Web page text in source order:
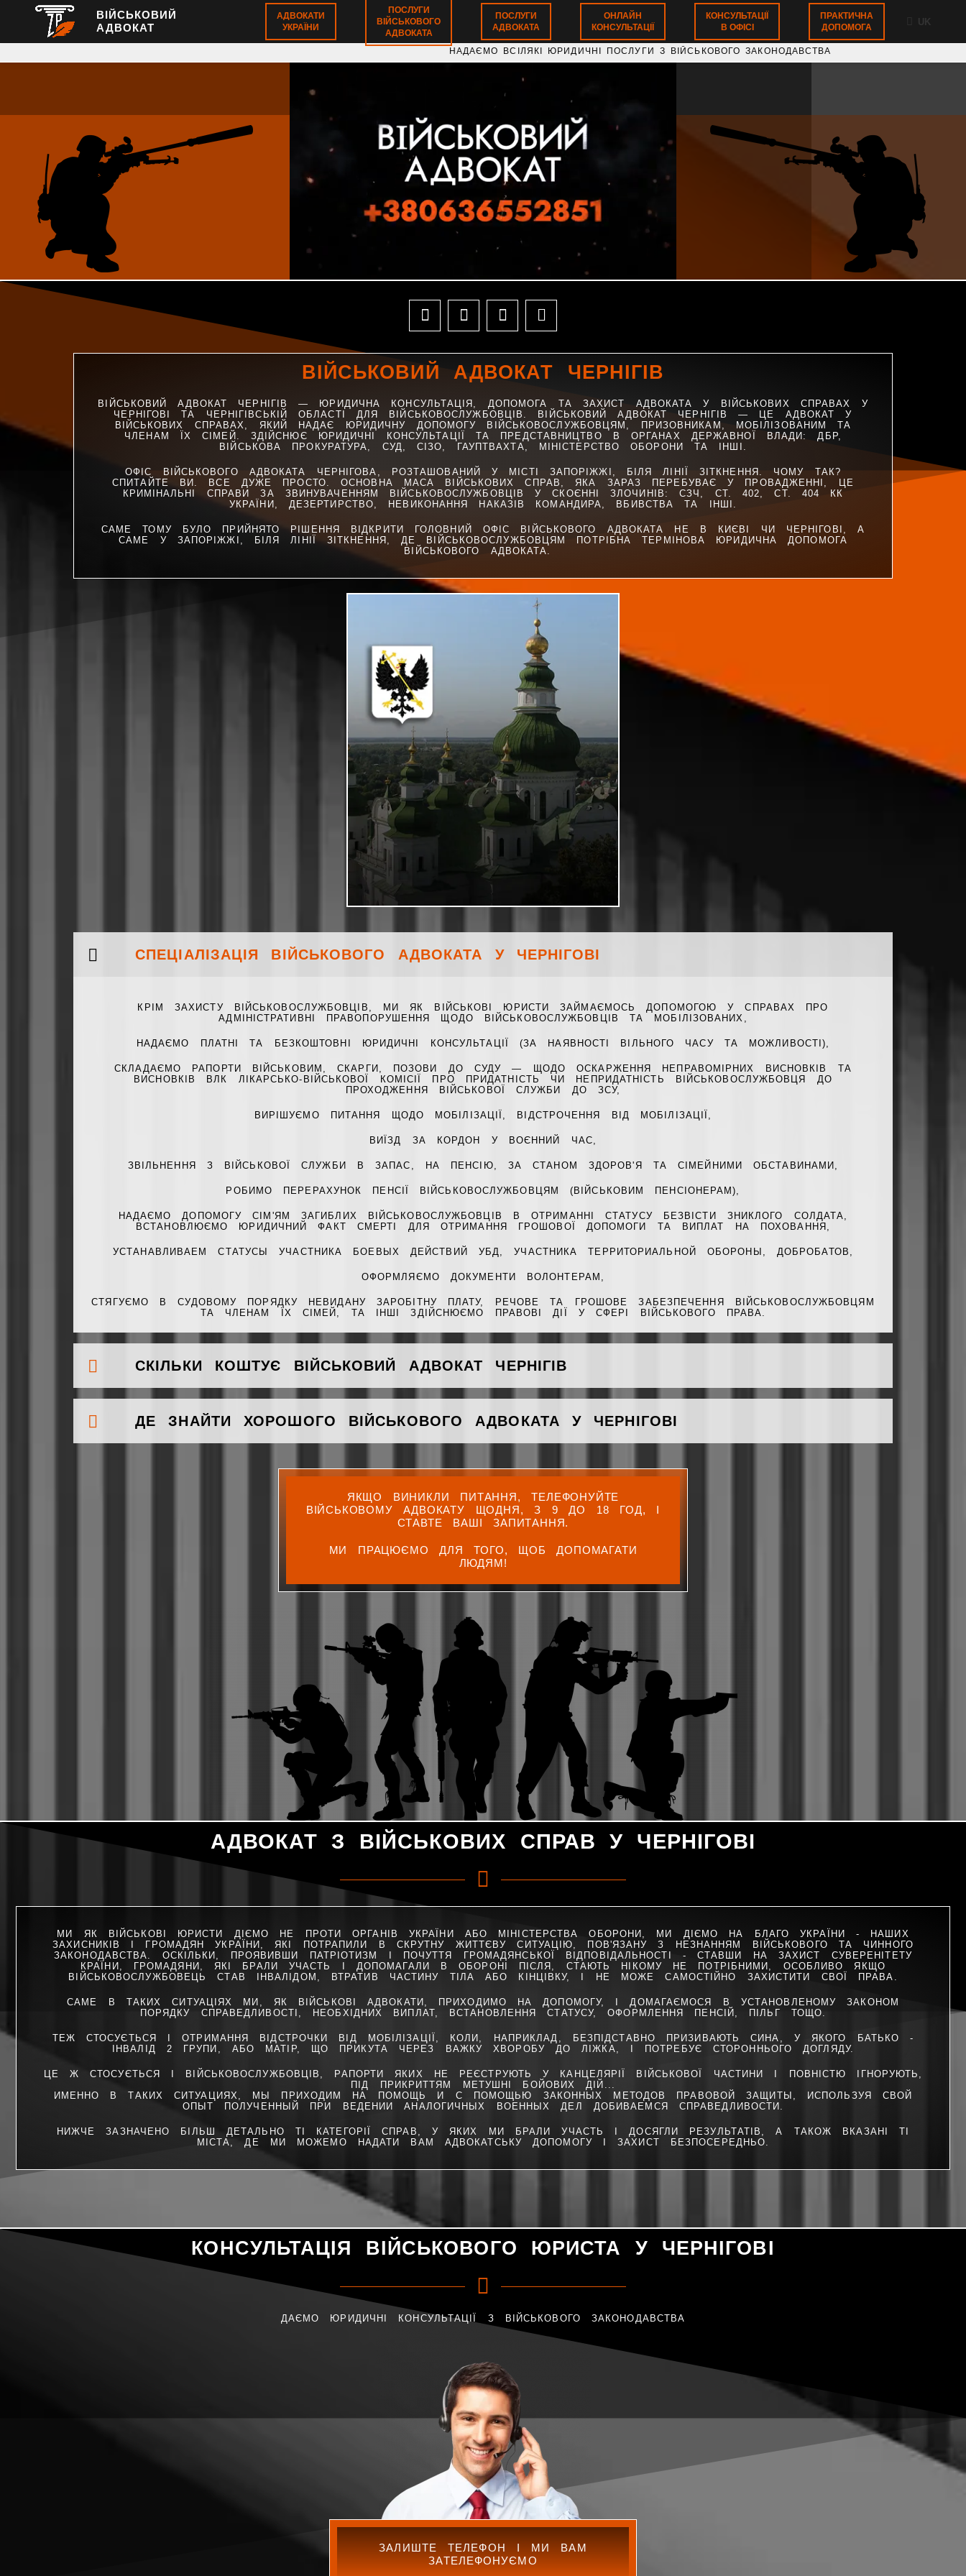
ВІЙСЬКОВИЙ
АДВОКАТ
АДВОКАТИ
УКРАЇНИ
ПОСЛУГИ
ВІЙСЬКОВОГО
АДВОКАТА
ПОСЛУГИ
АДВОКАТА
ОНЛАЙН
КОНСУЛЬТАЦІЇ
КОНСУЛЬТАЦІЇ
В ОФІСІ
ПРАКТИЧНА
ДОПОМОГА
UK
НАДАЄМО ВСІЛЯКІ ЮРИДИЧНІ ПОСЛУГИ З ВІЙСЬКОВОГО ЗАКОНОДАВСТВА НАДАЄМО ЮРИДИЧНІ
ВІЙСЬКОВИЙ АДВОКАТ ЧЕРНІГІВ
ВІЙСЬКОВИЙ АДВОКАТ ЧЕРНІГІВ — ЮРИДИЧНА КОНСУЛЬТАЦІЯ, ДОПОМОГА ТА ЗАХИСТ АДВОКАТА У ВІЙСЬКОВИХ СПРАВАХ У
ЧЕРНІГОВІ ТА ЧЕРНІГІВСЬКІЙ ОБЛАСТІ ДЛЯ ВІЙСЬКОВОСЛУЖБОВЦІВ. ВІЙСЬКОВИЙ АДВОКАТ ЧЕРНІГІВ — ЦЕ АДВОКАТ У
ВІЙСЬКОВИХ СПРАВАХ, ЯКИЙ НАДАЄ ЮРИДИЧНУ ДОПОМОГУ ВІЙСЬКОВОСЛУЖБОВЦЯМ, ПРИЗОВНИКАМ, МОБІЛІЗОВАНИМ ТА
ЧЛЕНАМ ЇХ СІМЕЙ. ЗДІЙСНЮЄ ЮРИДИЧНІ КОНСУЛЬТАЦІЇ ТА ПРЕДСТАВНИЦТВО В ОРГАНАХ ДЕРЖАВНОЇ ВЛАДИ: ДБР,
ВІЙСЬКОВА ПРОКУРАТУРА, СУД, СІЗО, ГАУПТВАХТА, МІНІСТЕРСТВО ОБОРОНИ ТА ІНШІ.
ОФІС ВІЙСЬКОВОГО АДВОКАТА ЧЕРНІГОВА, РОЗТАШОВАНИЙ У МІСТІ ЗАПОРІЖЖІ, БІЛЯ ЛІНІЇ ЗІТКНЕННЯ. ЧОМУ ТАК?
СПИТАЙТЕ ВИ. ВСЕ ДУЖЕ ПРОСТО. ОСНОВНА МАСА ВІЙСЬКОВИХ СПРАВ, ЯКА ЗАРАЗ ПЕРЕБУВАЄ У ПРОВАДЖЕННІ, ЦЕ
КРИМІНАЛЬНІ СПРАВИ ЗА ЗВИНУВАЧЕННЯМ ВІЙСЬКОВОСЛУЖБОВЦІВ У СКОЄННІ ЗЛОЧИНІВ: СЗЧ, СТ. 402, СТ. 404 КК
УКРАЇНИ, ДЕЗЕРТИРСТВО, НЕВИКОНАННЯ НАКАЗІВ КОМАНДИРА, ВБИВСТВА ТА ІНШІ.
САМЕ ТОМУ БУЛО ПРИЙНЯТО РІШЕННЯ ВІДКРИТИ ГОЛОВНИЙ ОФІС ВІЙСЬКОВОГО АДВОКАТА НЕ В КИЄВІ ЧИ ЧЕРНІГОВІ, А
САМЕ У ЗАПОРІЖЖІ, БІЛЯ ЛІНІЇ ЗІТКНЕННЯ, ДЕ ВІЙСЬКОВОСЛУЖБОВЦЯМ ПОТРІБНА ТЕРМІНОВА ЮРИДИЧНА ДОПОМОГА
ВІЙСЬКОВОГО АДВОКАТА.
СПЕЦІАЛІЗАЦІЯ ВІЙСЬКОВОГО АДВОКАТА У ЧЕРНІГОВІ
КРІМ ЗАХИСТУ ВІЙСЬКОВОСЛУЖБОВЦІВ, МИ ЯК ВІЙСЬКОВІ ЮРИСТИ ЗАЙМАЄМОСЬ ДОПОМОГОЮ У СПРАВАХ ПРО
АДМІНІСТРАТИВНІ ПРАВОПОРУШЕННЯ ЩОДО ВІЙСЬКОВОСЛУЖБОВЦІВ ТА МОБІЛІЗОВАНИХ,
НАДАЄМО ПЛАТНІ ТА БЕЗКОШТОВНІ ЮРИДИЧНІ КОНСУЛЬТАЦІЇ (ЗА НАЯВНОСТІ ВІЛЬНОГО ЧАСУ ТА МОЖЛИВОСТІ),
СКЛАДАЄМО РАПОРТИ ВІЙСЬКОВИМ, СКАРГИ, ПОЗОВИ ДО СУДУ — ЩОДО ОСКАРЖЕННЯ НЕПРАВОМІРНИХ ВИСНОВКІВ ТА
ВИСНОВКІВ ВЛК ЛІКАРСЬКО-ВІЙСЬКОВОЇ КОМІСІЇ ПРО ПРИДАТНІСТЬ ЧИ НЕПРИДАТНІСТЬ ВІЙСЬКОВОСЛУЖБОВЦЯ ДО
ПРОХОДЖЕННЯ ВІЙСЬКОВОЇ СЛУЖБИ ДО ЗСУ,
ВИРІШУЄМО ПИТАННЯ ЩОДО МОБІЛІЗАЦІЇ, ВІДСТРОЧЕННЯ ВІД МОБІЛІЗАЦІЇ,
ВИЇЗД ЗА КОРДОН У ВОЄННИЙ ЧАС,
ЗВІЛЬНЕННЯ З ВІЙСЬКОВОЇ СЛУЖБИ В ЗАПАС, НА ПЕНСІЮ, ЗА СТАНОМ ЗДОРОВ'Я ТА СІМЕЙНИМИ ОБСТАВИНАМИ,
РОБИМО ПЕРЕРАХУНОК ПЕНСІЇ ВІЙСЬКОВОСЛУЖБОВЦЯМ (ВІЙСЬКОВИМ ПЕНСІОНЕРАМ),
НАДАЄМО ДОПОМОГУ СІМ'ЯМ ЗАГИБЛИХ ВІЙСЬКОВОСЛУЖБОВЦІВ В ОТРИМАННІ СТАТУСУ БЕЗВІСТИ ЗНИКЛОГО СОЛДАТА,
ВСТАНОВЛЮЄМО ЮРИДИЧНИЙ ФАКТ СМЕРТІ ДЛЯ ОТРИМАННЯ ГРОШОВОЇ ДОПОМОГИ ТА ВИПЛАТ НА ПОХОВАННЯ,
УСТАНАВЛИВАЕМ СТАТУСЫ УЧАСТНИКА БОЕВЫХ ДЕЙСТВИЙ УБД, УЧАСТНИКА ТЕРРИТОРИАЛЬНОЙ ОБОРОНЫ, ДОБРОБАТОВ,
ОФОРМЛЯЄМО ДОКУМЕНТИ ВОЛОНТЕРАМ,
СТЯГУЄМО В СУДОВОМУ ПОРЯДКУ НЕВИДАНУ ЗАРОБІТНУ ПЛАТУ, РЕЧОВЕ ТА ГРОШОВЕ ЗАБЕЗПЕЧЕННЯ ВІЙСЬКОВОСЛУЖБОВЦЯМ
ТА ЧЛЕНАМ ЇХ СІМЕЙ, ТА ІНШІ ЗДІЙСНЮЄМО ПРАВОВІ ДІЇ У СФЕРІ ВІЙСЬКОВОГО ПРАВА.
СКІЛЬКИ КОШТУЄ ВІЙСЬКОВИЙ АДВОКАТ ЧЕРНІГІВ
ДЕ ЗНАЙТИ ХОРОШОГО ВІЙСЬКОВОГО АДВОКАТА У ЧЕРНІГОВІ
ЯКЩО ВИНИКЛИ ПИТАННЯ, ТЕЛЕФОНУЙТЕ
ВІЙСЬКОВОМУ АДВОКАТУ ЩОДНЯ, З 9 ДО 18 ГОД, І
СТАВТЕ ВАШІ ЗАПИТАННЯ.
МИ ПРАЦЮЄМО ДЛЯ ТОГО, ЩОБ ДОПОМАГАТИ
ЛЮДЯМ!
АДВОКАТ З ВІЙСЬКОВИХ СПРАВ У ЧЕРНІГОВІ
МИ ЯК ВІЙСЬКОВІ ЮРИСТИ ДІЄМО НЕ ПРОТИ ОРГАНІВ УКРАЇНИ АБО МІНІСТЕРСТВА ОБОРОНИ, МИ ДІЄМО НА БЛАГО УКРАЇНИ - НАШИХ
ЗАХИСНИКІВ І ГРОМАДЯН УКРАЇНИ, ЯКІ ПОТРАПИЛИ В СКРУТНУ ЖИТТЄВУ СИТУАЦІЮ, ПОВ'ЯЗАНУ З НЕЗНАННЯМ ВІЙСЬКОВОГО ТА ЧИННОГО
ЗАКОНОДАВСТВА. ОСКІЛЬКИ, ПРОЯВИВШИ ПАТРІОТИЗМ І ПОЧУТТЯ ГРОМАДЯНСЬКОЇ ВІДПОВІДАЛЬНОСТІ - СТАВШИ НА ЗАХИСТ СУВЕРЕНІТЕТУ
КРАЇНИ, ГРОМАДЯНИ, ЯКІ БРАЛИ УЧАСТЬ І ДОПОМАГАЛИ В ОБОРОНІ ПІСЛЯ, СТАЮТЬ НІКОМУ НЕ ПОТРІБНИМИ, ОСОБЛИВО ЯКЩО
ВІЙСЬКОВОСЛУЖБОВЕЦЬ СТАВ ІНВАЛІДОМ, ВТРАТИВ ЧАСТИНУ ТІЛА АБО КІНЦІВКУ, І НЕ МОЖЕ САМОСТІЙНО ЗАХИСТИТИ СВОЇ ПРАВА.
САМЕ В ТАКИХ СИТУАЦІЯХ МИ, ЯК ВІЙСЬКОВІ АДВОКАТИ, ПРИХОДИМО НА ДОПОМОГУ, І ДОМАГАЄМОСЯ В УСТАНОВЛЕНОМУ ЗАКОНОМ
ПОРЯДКУ СПРАВЕДЛИВОСТІ, НЕОБХІДНИХ ВИПЛАТ, ВСТАНОВЛЕННЯ СТАТУСУ, ОФОРМЛЕННЯ ПЕНСІЙ, ПІЛЬГ ТОЩО.
ТЕЖ СТОСУЄТЬСЯ І ОТРИМАННЯ ВІДСТРОЧКИ ВІД МОБІЛІЗАЦІЇ, КОЛИ, НАПРИКЛАД, БЕЗПІДСТАВНО ПРИЗИВАЮТЬ СИНА, У ЯКОГО БАТЬКО -
ІНВАЛІД 2 ГРУПИ, АБО МАТІР, ЩО ПРИКУТА ЧЕРЕЗ ВАЖКУ ХВОРОБУ ДО ЛІЖКА, І ПОТРЕБУЄ СТОРОННЬОГО ДОГЛЯДУ.
ЦЕ Ж СТОСУЄТЬСЯ І ВІЙСЬКОВОСЛУЖБОВЦІВ, РАПОРТИ ЯКИХ НЕ РЕЄСТРУЮТЬ У КАНЦЕЛЯРІЇ ВІЙСЬКОВОЇ ЧАСТИНИ І ПОВНІСТЮ ІГНОРУЮТЬ,
ПІД ПРИКРИТТЯМ МЕТУШНІ БОЙОВИХ ДІЙ...
ИМЕННО В ТАКИХ СИТУАЦИЯХ, МЫ ПРИХОДИМ НА ПОМОЩЬ И С ПОМОЩЬЮ ЗАКОННЫХ МЕТОДОВ ПРАВОВОЙ ЗАЩИТЫ, ИСПОЛЬЗУЯ СВОЙ
ОПЫТ ПОЛУЧЕННЫЙ ПРИ ВЕДЕНИИ АНАЛОГИЧНЫХ ВОЕННЫХ ДЕЛ ДОБИВАЕМСЯ СПРАВЕДЛИВОСТИ.
НИЖЧЕ ЗАЗНАЧЕНО БІЛЬШ ДЕТАЛЬНО ТІ КАТЕГОРІЇ СПРАВ, У ЯКИХ МИ БРАЛИ УЧАСТЬ І ДОСЯГЛИ РЕЗУЛЬТАТІВ, А ТАКОЖ ВКАЗАНІ ТІ
МІСТА, ДЕ МИ МОЖЕМО НАДАТИ ВАМ АДВОКАТСЬКУ ДОПОМОГУ І ЗАХИСТ БЕЗПОСЕРЕДНЬО.
КОНСУЛЬТАЦІЯ ВІЙСЬКОВОГО ЮРИСТА У ЧЕРНІГОВІ
ДАЄМО ЮРИДИЧНІ КОНСУЛЬТАЦІЇ З ВІЙСЬКОВОГО ЗАКОНОДАВСТВА
ЗАЛИШТЕ ТЕЛЕФОН І МИ ВАМ
ЗАТЕЛЕФОНУЄМО